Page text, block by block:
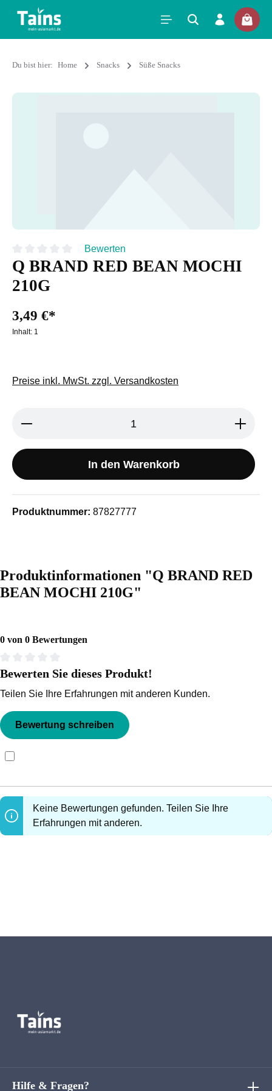
Du bist hier: Home Snacks Süße Snacks
Durchschnittliche Bewertung von 0 von 5 Sternen
Bewerten
Q BRAND RED BEAN MOCHI
210G
3,49 €*
Inhalt: 1
Preise inkl. MwSt. zzgl. Versandkosten
Produkt Anzahl: Gib den
In den Warenkorb
Produktnummer: 87827777
Produktinformationen "Q BRAND RED
BEAN MOCHI 210G"
0 von 0 Bewertungen
Durchschnittliche Bewertung von 0 von 5 Sternen
Bewerten Sie dieses Produkt!
Teilen Sie Ihre Erfahrungen mit anderen Kunden.
Bewertung schreiben
Keine Bewertungen gefunden. Teilen Sie Ihre
Erfahrungen mit anderen.
Hilfe & Fragen?